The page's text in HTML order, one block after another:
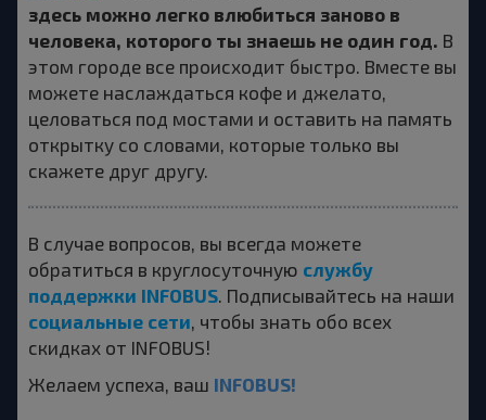
здесь можно легко влюбиться заново в
человека, которого ты знаешь не один год. В
этом городе все происходит быстро. Вместе вы
можете наслаждаться кофе и джелато,
целоваться под мостами и оставить на память
открытку со словами, которые только вы
скажете друг другу.
В случае вопросов, вы всегда можете
обратиться в круглосуточную службу
поддержки INFOBUS . Подписывайтесь на наши
социальные сети , чтобы знать обо всех
скидках от INFOBUS!
Желаем успеха, ваш INFOBUS!